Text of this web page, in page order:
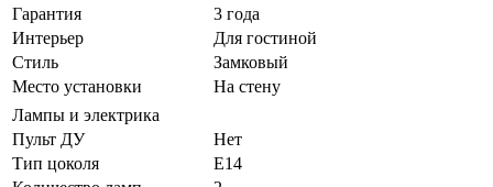
Гарантия
3 года
Интерьер
Для гостиной
Стиль
Замковый
Место установки
На стену
Лампы и электрика
Пульт ДУ
Нет
Тип цоколя
E14